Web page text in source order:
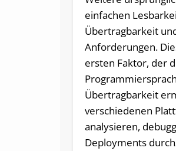
einfachen
Übertragbarkeit
Anforderungen.
ersten Faktor, der
Übertragbarkeit
verschiedenen
analysieren,
Deployments